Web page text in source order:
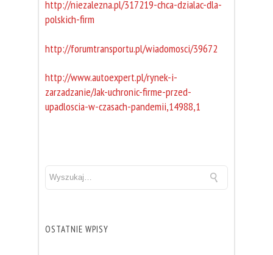
http://niezalezna.pl/317219-chca-dzialac-dla-
polskich-firm
http://forumtransportu.pl/wiadomosci/39672
http://www.autoexpert.pl/rynek-i-
zarzadzanie/Jak-uchronic-firme-przed-
upadloscia-w-czasach-pandemii,14988,1
OSTATNIE WPISY